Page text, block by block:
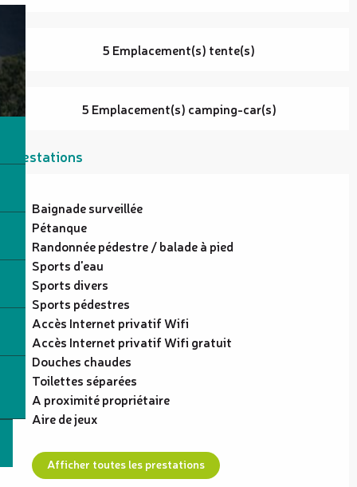
5 Emplacement(s) tente(s)
5 Emplacement(s) camping-car(s)
Prestations
Baignade surveillée
Pétanque
Randonnée pédestre / balade à pied
Sports d'eau
Sports divers
Sports pédestres
Accès Internet privatif Wifi
Accès Internet privatif Wifi gratuit
Douches chaudes
Toilettes séparées
A proximité propriétaire
Aire de jeux
Afficher toutes les prestations